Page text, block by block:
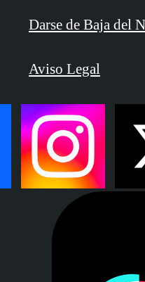
Darse de Baja del
Aviso Legal